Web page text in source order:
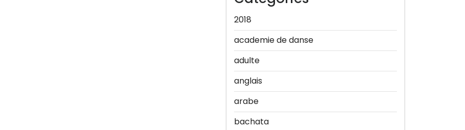
2018
academie de danse
adulte
anglais
arabe
bachata